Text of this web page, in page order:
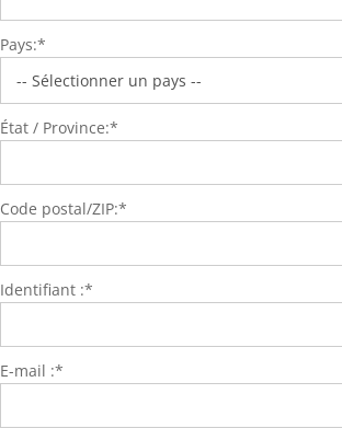
Pays:*
État / Province:*
Code postal/ZIP:*
Identifiant :*
E-mail :*